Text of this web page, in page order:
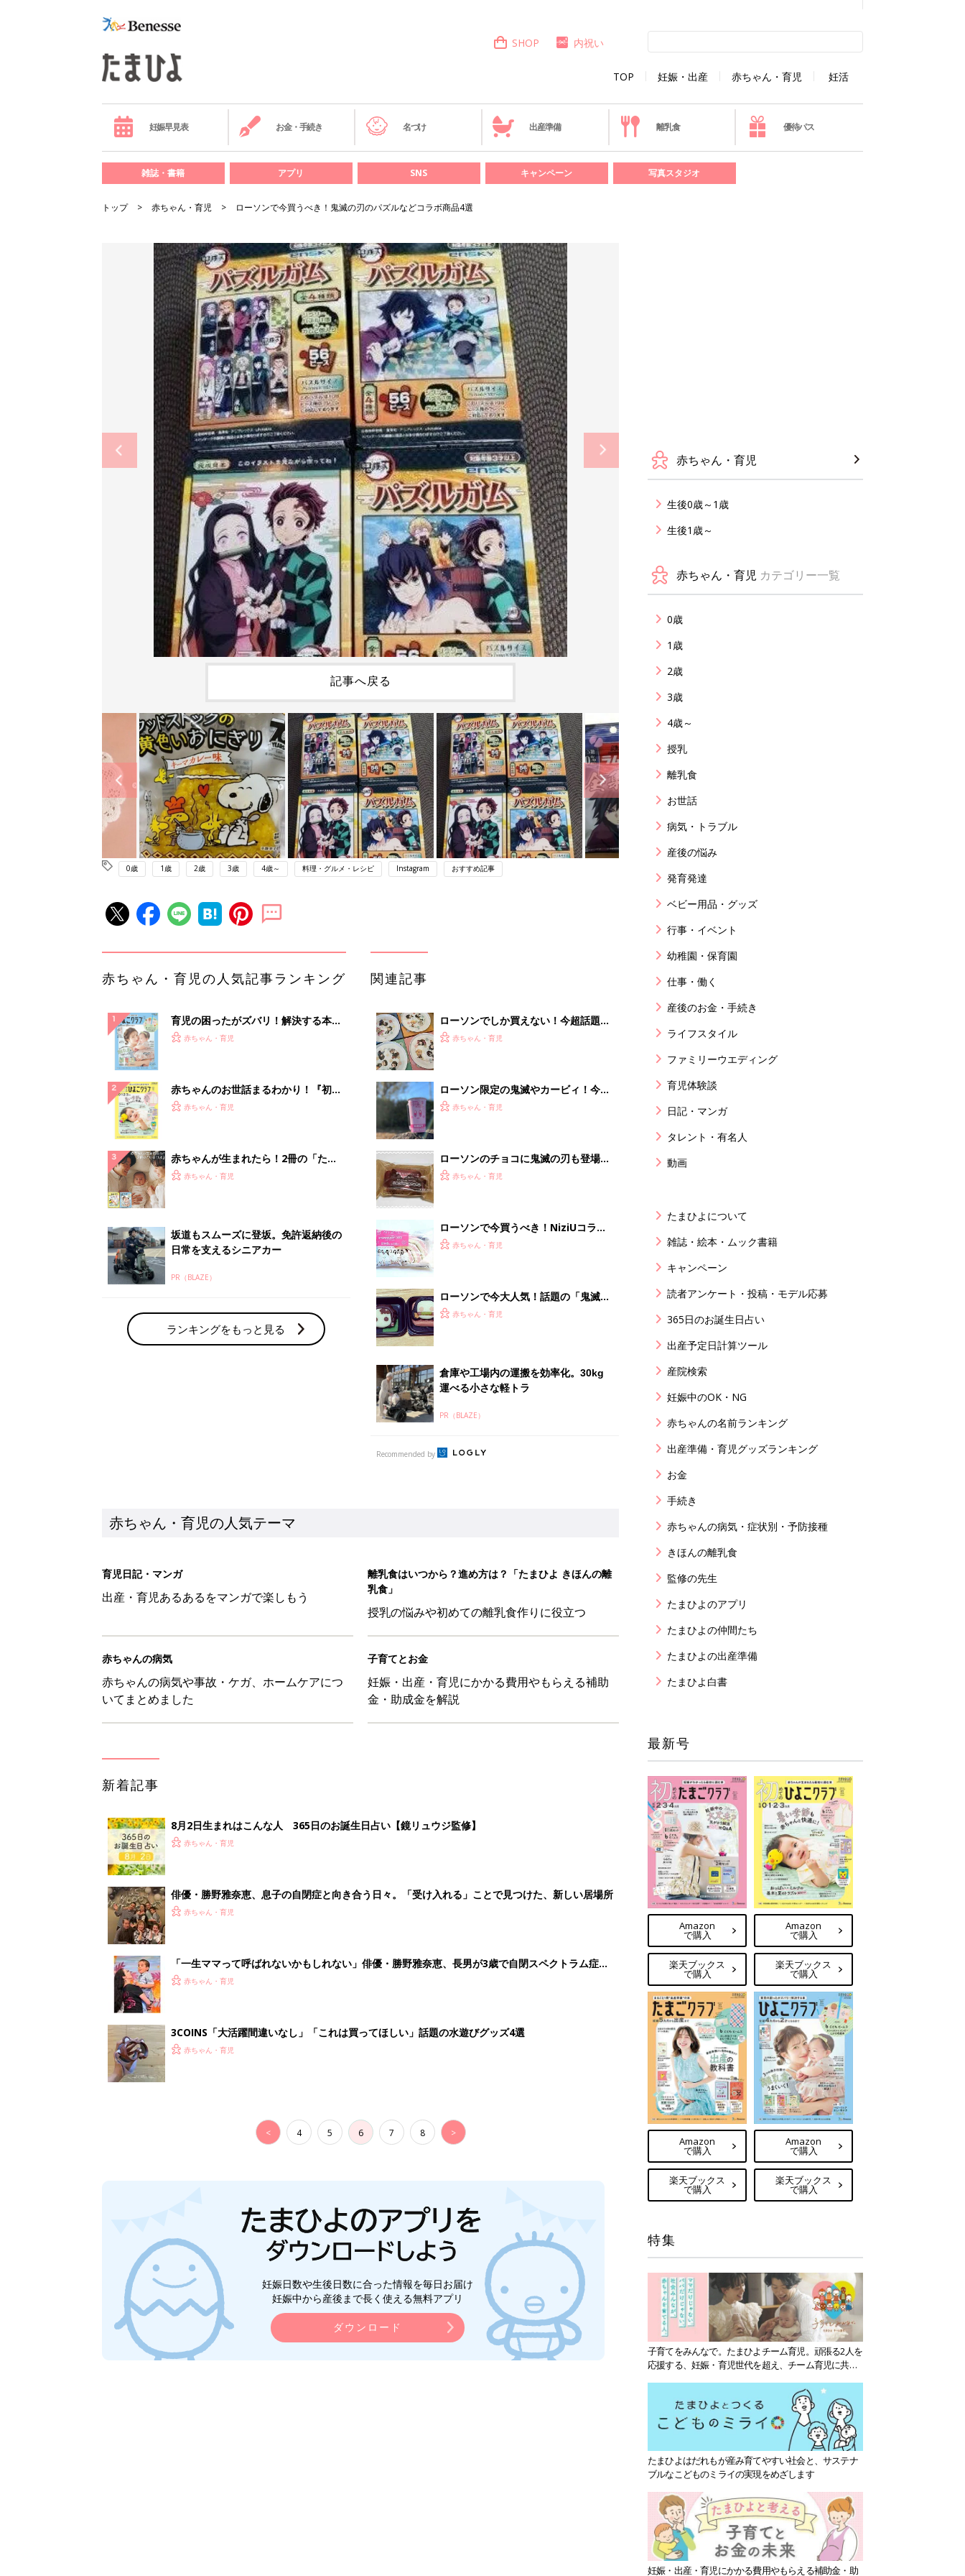
TOP 妊娠・出産 赤ちゃん・育児 妊活
SHOP 内祝い
妊娠早見表 お金・手続き 名づけ 出産準備 離乳食 優待パス
雑誌・書籍 アプリ SNS キャンペーン 写真スタジオ
トップ 赤ちゃん・育児 ローソンで今買うべき！鬼滅の刃のパズルなどコラボ商品4選
記事へ戻る
0歳 1歳 2歳 3歳 4歳～ 料理・グルメ・レシピ Instagram おすすめ記事
赤ちゃん・育児の人気記事ランキング
育児の困ったがズバリ！解決する本
『ひよこクラブ 夏号』 4カ月～2才
赤ちゃん・育児
赤ちゃんのお世話まるわかり！『初め
てのひよこクラブ 夏号』〈巻頭大特
赤ちゃん・育児
赤ちゃんが生まれたら！2冊の「たま
ひよ」
赤ちゃん・育児
坂道もスムーズに登坂。免許返納後の
日常を支えるシニアカー
PR（BLAZE）
ランキングをもっと見る
関連記事
ローソンでしか買えない！今超話題の
鬼滅の刃コラボ商品4選
赤ちゃん・育児
ローソン限定の鬼滅やカービィ！今だ
けのコラボ商品4選
赤ちゃん・育児
ローソンのチョコに鬼滅の刃も登場！
今話題のスイーツ4選
赤ちゃん・育児
ローソンで今買うべき！NiziUコラボ
もあるイチゴ商品5選
赤ちゃん・育児
ローソンで今大人気！話題の「鬼滅の
刃」コラボ商品4選
赤ちゃん・育児
倉庫や工場内の運搬を効率化。30kg
運べる小さな軽トラ
PR（BLAZE）
Recommended by
赤ちゃん・育児の人気テーマ
育児日記・マンガ
出産・育児あるあるをマンガで楽しもう
離乳食はいつから？進め方は？「たまひよ きほんの離
乳食」
授乳の悩みや初めての離乳食作りに役立つ
赤ちゃんの病気
赤ちゃんの病気や事故・ケガ、ホームケアにつ
いてまとめました
子育てとお金
妊娠・出産・育児にかかる費用やもらえる補助
金・助成金を解説
新着記事
8月2日生まれはこんな人 365日のお誕生日占い【鏡リュウジ監修】
赤ちゃん・育児
俳優・勝野雅奈恵、息子の自閉症と向き合う日々。「受け入れる」ことで見つけた、新しい居場所
赤ちゃん・育児
「一生ママって呼ばれないかもしれない」俳優・勝野雅奈恵、長男が3歳で自閉スペクトラム症と
診断赤ちゃん・育児
3COINS「大活躍間違いなし」「これは買ってほしい」話題の水遊びグッズ4選
赤ちゃん・育児
< 4 5 6 7 8 >
妊娠日数や生後日数に合った情報を毎日お届け
妊娠中から産後まで長く使える無料アプリ
ダウンロード
赤ちゃん・育児
生後0歳～1歳
生後1歳～
赤ちゃん・育児 カテゴリー一覧
0歳
1歳
2歳
3歳
4歳～
授乳
離乳食
お世話
病気・トラブル
産後の悩み
発育発達
ベビー用品・グッズ
行事・イベント
幼稚園・保育園
仕事・働く
産後のお金・手続き
ライフスタイル
ファミリーウエディング
育児体験談
日記・マンガ
タレント・有名人
動画
たまひよについて
雑誌・絵本・ムック書籍
キャンペーン
読者アンケート・投稿・モデル応募
365日のお誕生日占い
出産予定日計算ツール
産院検索
妊娠中のOK・NG
赤ちゃんの名前ランキング
出産準備・育児グッズランキング
お金
手続き
赤ちゃんの病気・症状別・予防接種
きほんの離乳食
監修の先生
たまひよのアプリ
たまひよの仲間たち
たまひよの出産準備
たまひよ白書
最新号
Amazon
で購入
楽天ブックス
で購入
Amazon
で購入
楽天ブックス
で購入
Amazon
で購入
楽天ブックス
で購入
Amazon
で購入
楽天ブックス
で購入
特集
子育てをみんなで。たまひよチーム育児。頑張る2人を
応援する、妊娠・育児世代を超え、チーム育児に共感
たまひよはだれもが産み育てやすい社会と、サステナ
ブルなこどものミライの実現をめざします
妊娠・出産・育児にかかる費用やもらえる補助金・助